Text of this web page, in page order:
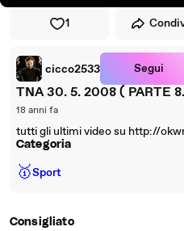
1
cicco2533 Segui
18 anni fa
tutti gli ultimi video su http://
Categoria
🥇Sport
Consigliato